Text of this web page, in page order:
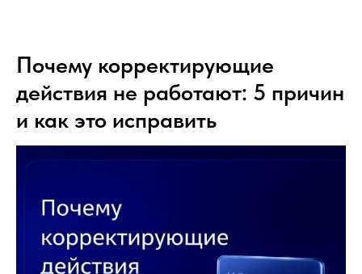
Почему корректирующие
действия не работают: 5 причин
и как это исправить